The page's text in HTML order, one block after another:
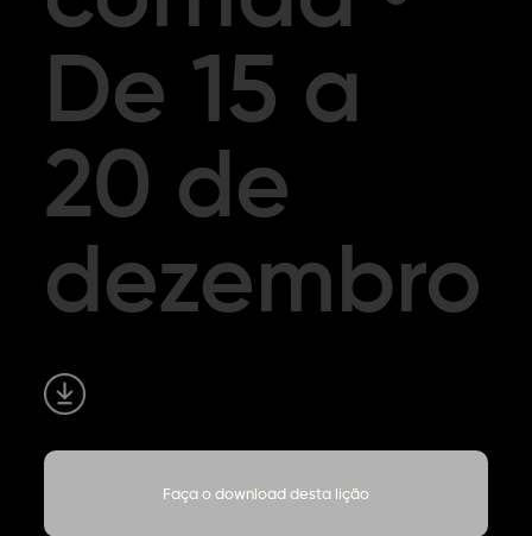
De 15 a
20 de
dezembro
Faça o download desta lição